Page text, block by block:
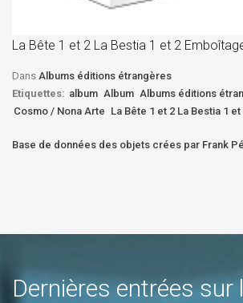
La Bête 1 et 2 La Bestia 1 et 2
Dans Albums éditions étrangères
Etiquettes: album Album Albums éditions
Cosmo / Nona Arte La Bête 1 et 2 La Bestia 1
Base de données des objets crées par Frank Pé
Dernières entrées sur